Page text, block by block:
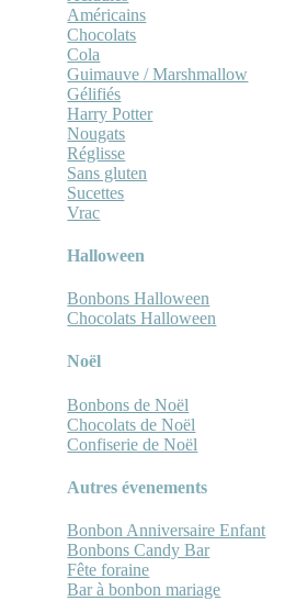
Américains
Chocolats
Cola
Guimauve / Marshmallow
Gélifiés
Harry Potter
Nougats
Réglisse
Sans gluten
Sucettes
Vrac
Halloween
Bonbons Halloween
Chocolats Halloween
Noël
Bonbons de Noël
Chocolats de Noël
Confiserie de Noël
Autres évenements
Bonbon Anniversaire Enfant
Bonbons Candy Bar
Fête foraine
Bar à bonbon mariage